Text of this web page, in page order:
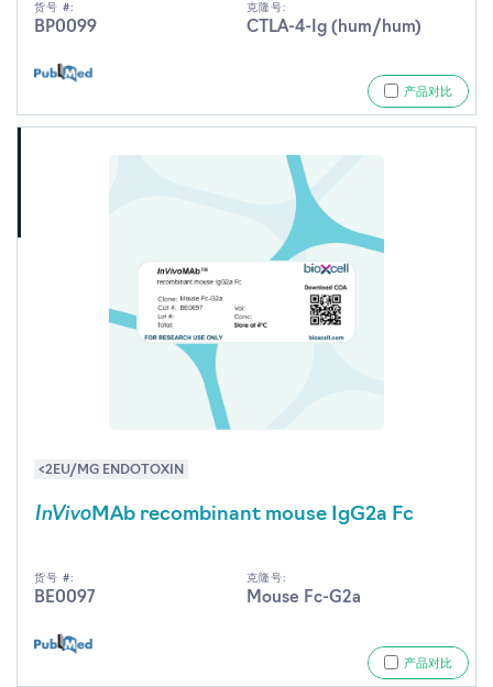
货号 #:
BP0099
克隆号:
CTLA-4-Ig (hum/hum)
产品对比
<2EU/MG ENDOTOXIN
InVivoMAb recombinant mouse IgG2a Fc
货号 #:
BE0097
克隆号:
Mouse Fc-G2a
产品对比